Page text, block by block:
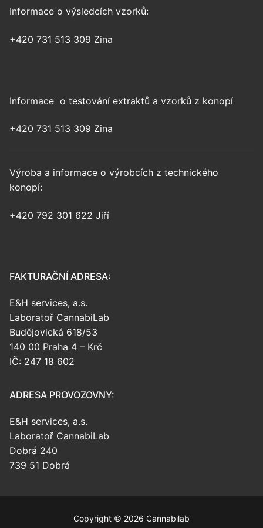
Informace o výsledcích vzorků:
+420 731 513 309 Zina
Informace o testování extraktů a vzorků z konopí
+420 731 513 309 Zina
Výroba a informace o výrobcích z technického
konopí:
+420 792 301 622 Jiří
FAKTURAČNÍ ADRESA:
E&H services, a.s.
Laboratoř CannabiLab
Budějovická 618/53
140 00 Praha 4 – Krč
IČ: 247 18 602
ADRESA PROVOZOVNY:
E&H services, a.s.
Laboratoř CannabiLab
Dobrá 240
739 51 Dobrá
Copyright © 2026 Cannabilab